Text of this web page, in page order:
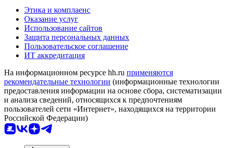
Этика и комплаенс
Оказание услуг
Использование сайтов
Защита персональных данных
Пользовательское соглашение
ИТ аккредитация
На информационном ресурсе hh.ru применяются
рекомендательные технологии (информационные технологии
предоставления информации на основе сбора, систематизации
и анализа сведений, относящихся к предпочтениям
пользователей сети «Интернет», находящихся на территории
Российской Федерации)